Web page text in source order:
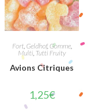
Fort, Geldhof, Gomme,
Multi Tutti Fruity
Avions Citriques
1,25€